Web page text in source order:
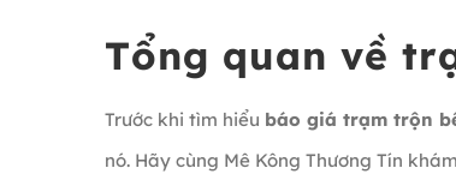
Tổng quan về
Trước khi tìm hiểu báo giá trạm trộn
nó. Hãy cùng Mê Kông Thương Tín